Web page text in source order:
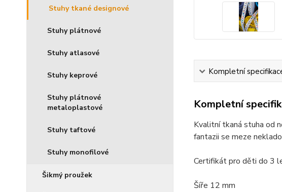
Stuhy tkané designové
Stuhy plátnové
Stuhy atlasové
Stuhy keprové
Stuhy plátnové
metaloplastové
Stuhy taftové
Stuhy monofilové
Šikmý proužek
Kompletní
Kompletní
Kvalitní tkaná stuha od
fantazii se meze
Certifikát pro děti do 3
Šíře 12 mm